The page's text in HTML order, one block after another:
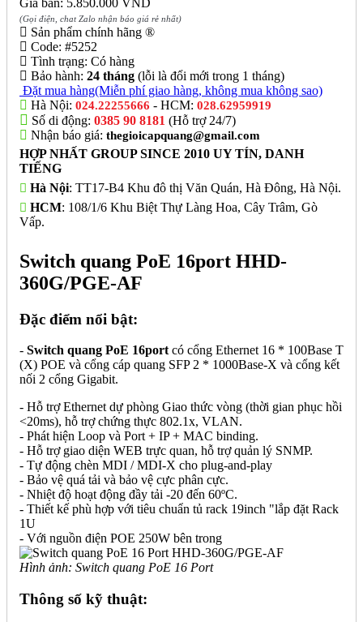
(Gọi điện, chat Zalo nhận báo giá rẻ nhất)
Sản phẩm chính hãng ®
Code: #5252
Tình trạng: Có hàng
Bảo hành: 24 tháng (lỗi là đổi mới trong 1 tháng)
Đặt mua hàng(Miễn phí giao hàng, không mua không sao)
Hà Nội: 024.22255666 - HCM: 028.62959919
Số di động: 0385 90 8181 (Hỗ trợ 24/7)
Nhận báo giá: thegioicapquang@gmail.com
HỢP NHẤT GROUP SINCE 2010 UY TÍN, DANH
TIẾNG
Hà Nội: TT17-B4 Khu đô thị Văn Quán, Hà Đông, Hà Nội.
HCM: 108/1/6 Khu Biệt Thự Làng Hoa, Cây Trâm, Gò
Vấp.
Switch quang PoE 16port HHD-
360G/PGE-AF
Đặc điểm nổi bật:
- Switch quang PoE 16portcó cổng Ethernet 16 * 100Base T
(X) POE và cổng cáp quang SFP 2 * 1000Base-X và cổng kết
nối 2 cổng Gigabit.
- Hỗ trợ Ethernet dự phòng Giao thức vòng (thời gian phục hồi
<20ms), hỗ trợ chứng thực 802.1x, VLAN.
- Phát hiện Loop và Port + IP + MAC binding.
- Hỗ trợ giao diện WEB trực quan, hỗ trợ quản lý SNMP.
- Tự động chèn MDI / MDI-X cho plug-and-play
- Bảo vệ quá tải và bảo vệ cực phân cực.
- Nhiệt độ hoạt động đầy tải -20 đến 60ºC.
- Thiết kế phù hợp với tiêu chuẩn tủ rack 19inch "lắp đặt Rack
1U
- Với nguồn điện POE 250W bên trong
Hình ảnh: Switch quang PoE 16 Port
Thông số kỹ thuật: